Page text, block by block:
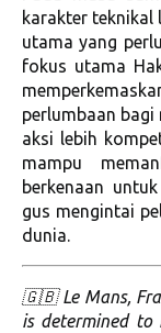
karakter teknikal
utama yang
fokus utama
perlumbaan
aksi lebih
mampu
berkenaan
gus mengintai
dunia.
🇬🇧 Le Mans,
is determined to